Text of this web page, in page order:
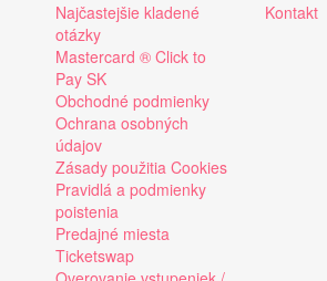
Najčastejšie kladené
otázky
Mastercard ® Click to
Pay SK
Obchodné podmienky
Ochrana osobných
údajov
Zásady použitia Cookies
Pravidlá a podmienky
poistenia
Predajné miesta
Ticketswap
Kontakt